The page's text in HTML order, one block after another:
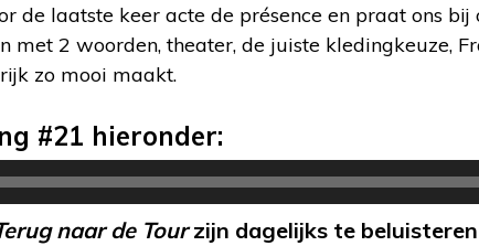
de laatste keer acte de présence en praat ons
met 2 woorden, theater, de juiste kledingkeuze,
zo mooi maakt.
#21 hieronder:
naar de Tourzijn dagelijks te